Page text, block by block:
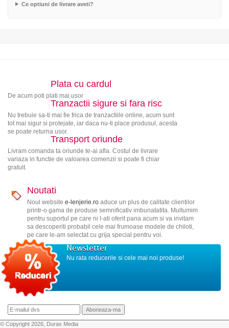
Ce optiuni de livrare aveti?
Plata cu cardul
De acum poti plati mai usor
Tranzactii sigure si fara risc
Nu trebuie sa-ti mai fie frica de tranzactiile online, acum sunt
tot mai sigur si protejate, iar daca nu-ti place produsul, acesta
se poate returna usor.
Transport oriunde
Livram comanda ta oriunde te-ai afla. Costul de livrare
variaza in functie de valoarea comenzii si poate fi chiar
gratuit.
Noutati
Noul website e-lenjerie.roaduce un plus de calitate clientilor
printr-o gama de produse semnificativ imbunatatita. Multumim
pentru suportul pe care ni l-ati oferit pana acum si va invitam
sa descoperiti probabil cele mai frumoase modele de chiloti,
pe care le-am selectat cu grija special pentru voi.
Newsletter
Nu rata reducerile si cele mai noi produse!
© Copyright 2026, Duras Media